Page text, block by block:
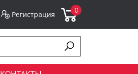
Регистрация 0